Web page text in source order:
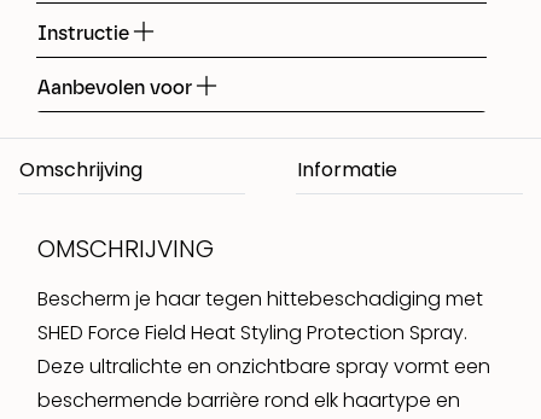
Instructie
Aanbevolen voor
Omschrijving
OMSCHRIJVING
Bescherm je haar tegen hittebeschadiging met
SHED Force Field Heat Styling Protection Spray.
Deze ultralichte en onzichtbare spray vormt een
beschermende barrière rond elk haartype en